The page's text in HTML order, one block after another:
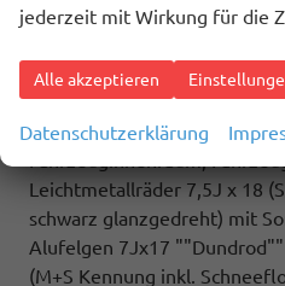
den Sitzen im Fahrgastraum
sowie Zuziehhilfe in der
Highlights: Sport Edition
an Fahrzeugseite,
Leichtmetallräder 7,5J x 18
schwarz glanzgedreht) mit
Alufelgen 7Jx17
(M+S Kennung inkl.
jederzeit mit Wirkung für die
Alle akzeptieren
Datenschutzerklärung